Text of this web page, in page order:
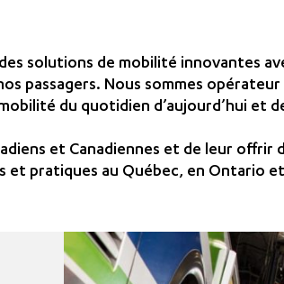
solutions de mobilité innovantes
passagers. Nous sommes
du quotidien d’aujourd’hui et
et Canadiennes et de leur offrir
et pratiques au Québec, en Ontario